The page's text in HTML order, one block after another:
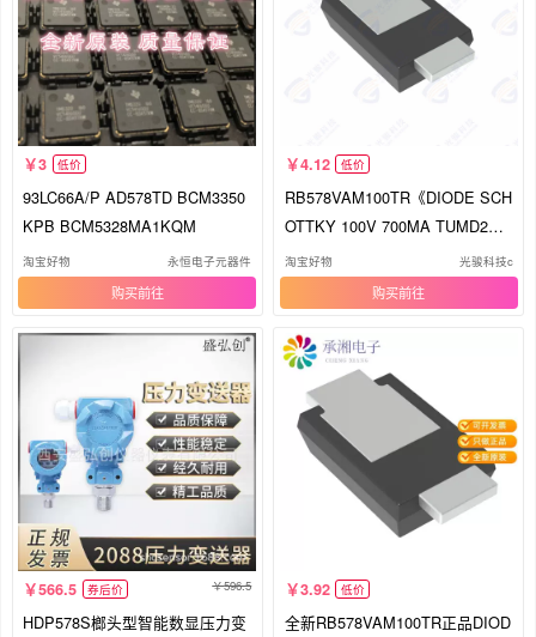
3 低价
93LC66A/P AD578TD BCM3350
KPB BCM5328MA1KQM
淘宝好物 永恒电子元器件
购买
4.12 低价
RB578VAM100TR《DIODE SCH
OTTKY 100V 700MA TUMD2
M》
淘宝好物 光骏科技c
购买
566.5 券后价 596.5
HDP578S榔头型智能数显压力变
3.92 低价
全新RB578VAM100TR正品DIOD